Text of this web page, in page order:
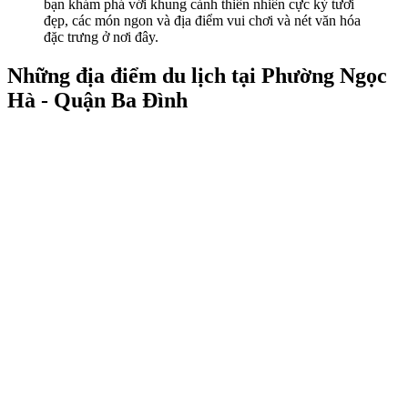
bạn khám phá với khung cảnh thiên nhiên cực kỳ tươi
đẹp, các món ngon và địa điểm vui chơi và nét văn hóa
đặc trưng ở nơi đây.
Những địa điểm du lịch tại Phường Ngọc
Hà - Quận Ba Đình